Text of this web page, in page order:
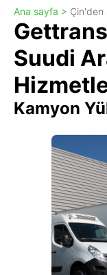
Ana sayfa > Çin'den
Suudi
Kamyon